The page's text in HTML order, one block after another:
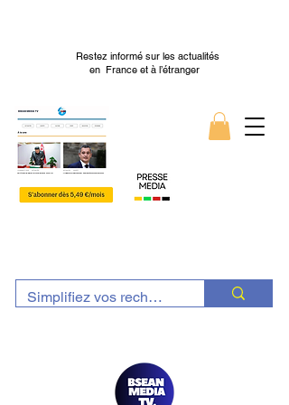
Restez informé sur les actualités
en France et à l’étranger